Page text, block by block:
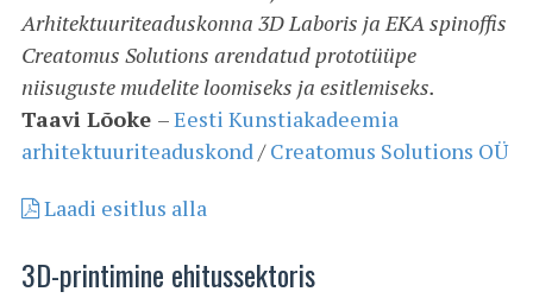
Arhitektuuriteaduskonna 3D Laboris ja EKA spinoffis
Creatomus Solutions arendatud prototüüpe
niisuguste mudelite loomiseks ja esitlemiseks.
Taavi Lõoke –Eesti Kunstiakadeemia
arhitektuuriteaduskond/Creatomus Solutions OÜ
Laadi esitlus alla
3D-printimine ehitussektoris